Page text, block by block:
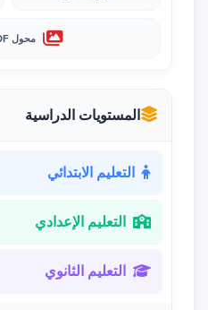
محول PDF إلى صور
المستويات الدراسية
التعليم الابتدائي
التعليم الإعدادي
التعليم الثانوي